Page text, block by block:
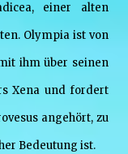
einer alten
Olympia ist von
ihm über seinen
Xena und fordert
angehört, zu
Bedeutung ist.